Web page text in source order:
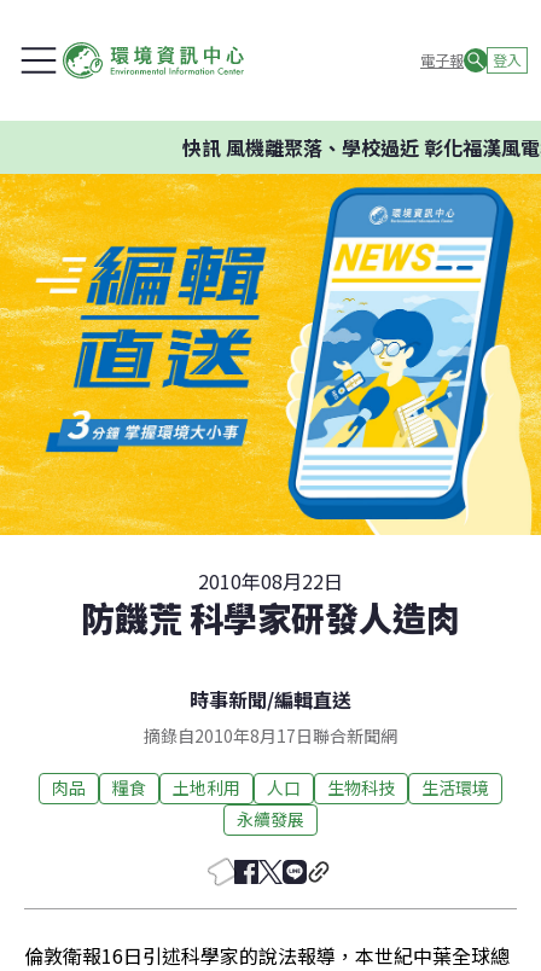
電子報 登入
快訊風機離聚落、學校過近 彰化福漢風電
2010年08月22日
防饑荒 科學家研發人造肉
時事新聞/編輯直送
摘錄自2010年8月17日聯合新聞網
肉品 糧食 土地利用 人口 生物科技
生活環境
永續發展
倫敦衛報16日引述科學家的說法報導，本世紀中葉全球總